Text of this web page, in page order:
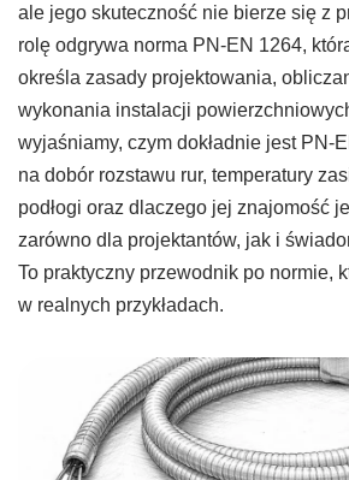
ale jego skuteczność nie bierze się z
rolę odgrywa norma PN-EN 1264,
określa zasady projektowania,
wykonania instalacji
wyjaśniamy, czym dokładnie jest PN-
na dobór rozstawu rur, temperatury
podłogi oraz dlaczego jej znajomość
zarówno dla projektantów, jak i
To praktyczny przewodnik po normie,
w realnych przykładach.